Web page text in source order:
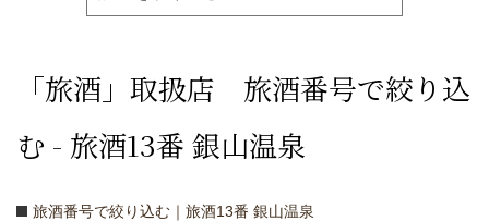
「旅酒」取扱店 旅酒番号で絞り込
む - 旅酒13番 銀山温泉
旅酒番号で絞り込む｜旅酒13番 銀山温泉